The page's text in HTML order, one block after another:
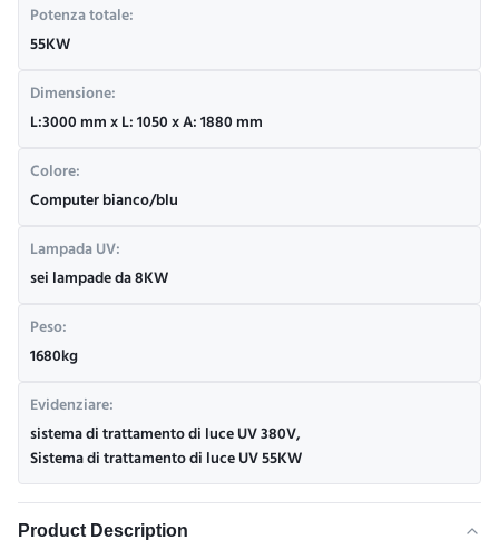
Potenza totale:
55KW
Dimensione:
L:3000 mm x L: 1050 x A: 1880 mm
Colore:
Computer bianco/blu
Lampada UV:
sei lampade da 8KW
Peso:
1680kg
Evidenziare:
sistema di trattamento di luce UV 380V,
Sistema di trattamento di luce UV 55KW
Product Description